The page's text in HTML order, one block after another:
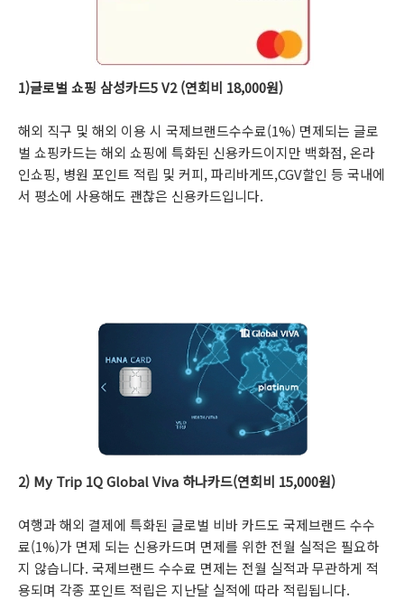
1)글로벌 쇼핑 삼성카드5 V2 (연회비 18,000원)
해외 직구 및 해외 이용 시 국제브랜드수수료(1%) 면제되는 글로
벌 쇼핑카드는 해외 쇼핑에 특화된 신용카드이지만 백화점, 온라
인쇼핑, 병원 포인트 적립 및 커피, 파리바게뜨,CGV할인 등 국내에
서 평소에 사용해도 괜찮은 신용카드입니다.
2) My Trip 1Q Global Viva 하나카드(연회비 15,000원)
여행과 해외 결제에 특화된 글로벌 비바 카드도 국제브랜드 수수
료(1%)가 면제 되는 신용카드며 면제를 위한 전월 실적은 필요하
지 않습니다. 국제브랜드 수수료 면제는 전월 실적과 무관하게 적
용되며 각종 포인트 적립은 지난달 실적에 따라 적립됩니다.